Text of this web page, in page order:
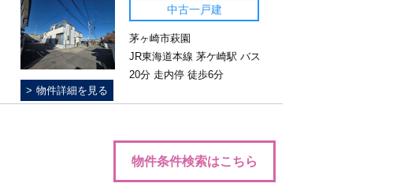
物件詳細を見る
中古一戸建
茅ヶ崎市萩園
JR東海道本線 茅ケ崎駅 バス
20分 走内停 徒歩6分
物件条件検索はこちら